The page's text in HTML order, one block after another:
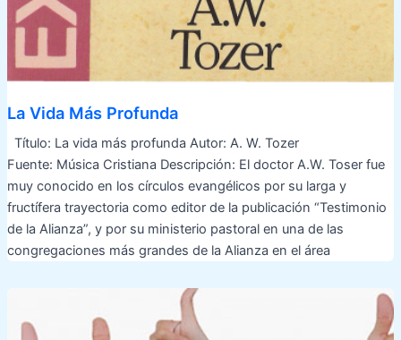
La Vida Más Profunda
Título: La vida más profunda Autor: A. W. Tozer
Fuente: Música Cristiana Descripción: El doctor A.W. Toser fue
muy conocido en los círculos evangélicos por su larga y
fructífera trayectoria como editor de la publicación “Testimonio
de la Alianza”, y por su ministerio pastoral en una de las
congregaciones más grandes de la Alianza en el área